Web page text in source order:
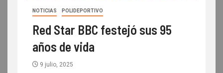
NOTICIAS POLIDEPORTIVO
Red Star BBC festejó sus 95
años de vida
9 julio, 2025